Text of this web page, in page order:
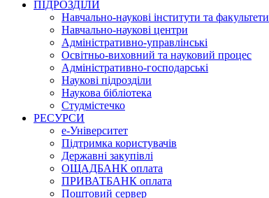
ПІДРОЗДІЛИ
Навчально-наукові інститути та факультети
Навчально-наукові центри
Адміністративно-управлінські
Освітньо-виховний та науковий процес
Адміністративно-господарські
Наукові підрозділи
Наукова бібліотека
Студмістечко
РЕСУРСИ
е-Університет
Підтримка користувачів
Державні закупівлі
ОЩАДБАНК оплата
ПРИВАТБАНК оплата
Поштовий сервер